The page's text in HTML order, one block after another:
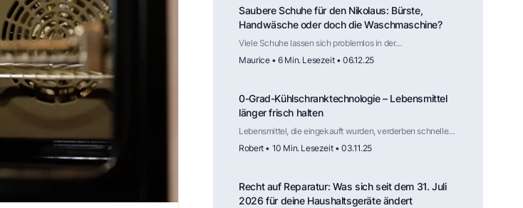
Saubere Schuhe für den Nikolaus: Bürste,
Handwäsche oder doch die Waschmaschine?
Viele Schuhe lassen sich problemlos in der
Waschmaschine reinigen, solange Material und Aufbau
dafür geeignet sind. Der Trockner hingegen ist selten
am nächsten Nikolaustag ohne viel Aufwand frisch vor der
Tür.
Maurice • 6 Min. Lesezeit • 06.12.25
0-Grad-Kühlschranktechnologie – Lebensmittel
länger frisch halten
Lebensmittel, die eingekauft wurden, verderben schneller
als geplant. Der folgende Artikel erklärt dir, wie die
sogenannte 0-Grad-Kühlschranktechnologie funktioniert.
Robert • 10 Min. Lesezeit • 03.11.25
Recht auf Reparatur: Was sich seit dem 31. Juli
2026 für deine Haushaltsgeräte ändert